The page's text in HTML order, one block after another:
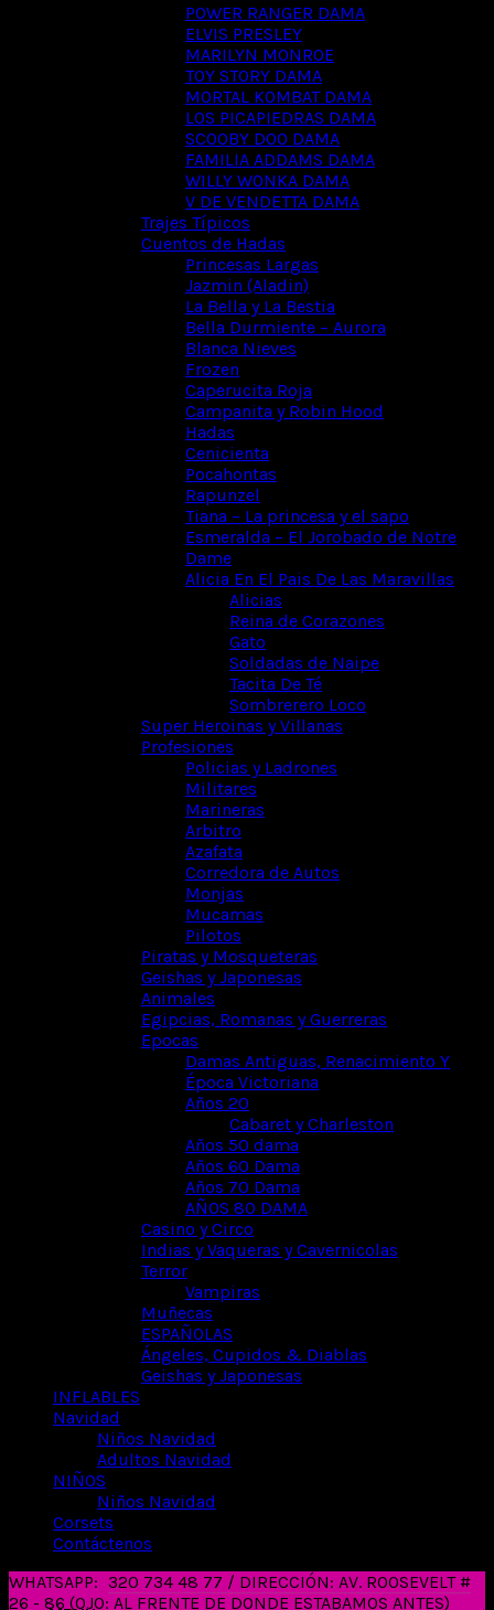
POWER RANGER DAMA
ELVIS PRESLEY
MARILYN MONROE
TOY STORY DAMA
MORTAL KOMBAT DAMA
LOS PICAPIEDRAS DAMA
SCOOBY DOO DAMA
FAMILIA ADDAMS DAMA
WILLY WONKA DAMA
V DE VENDETTA DAMA
Trajes Típicos
Cuentos de Hadas
Princesas Largas
Jazmin (Aladin)
La Bella y La Bestia
Bella Durmiente – Aurora
Blanca Nieves
Frozen
Caperucita Roja
Campanita y Robin Hood
Hadas
Cenicienta
Pocahontas
Rapunzel
Tiana – La princesa y el sapo
Esmeralda – El Jorobado de Notre
Dame
Alicia En El Pais De Las Maravillas
Alicias
Reina de Corazones
Gato
Soldadas de Naipe
Tacita De Té
Sombrerero Loco
Super Heroinas y Villanas
Profesiones
Policias y Ladrones
Militares
Marineras
Arbitro
Azafata
Corredora de Autos
Monjas
Mucamas
Pilotos
Piratas y Mosqueteras
Geishas y Japonesas
Animales
Egipcias, Romanas y Guerreras
Epocas
Damas Antiguas, Renacimiento Y
Época Victoriana
Años 20
Cabaret y Charleston
Años 50 dama
Años 60 Dama
Años 70 Dama
AÑOS 80 DAMA
Casino y Circo
Indias y Vaqueras y Cavernicolas
Terror
Vampiras
Muñecas
ESPAÑOLAS
Ángeles, Cupidos & Diablas
Geishas y Japonesas
INFLABLES
Navidad
Niños Navidad
Adultos Navidad
NIÑOS
Niños Navidad
Corsets
Contáctenos
WHATSAPP: 320 734 48 77 / DIRECCIÓN: AV. ROOSEVELT #
26 - 86 (OJO: AL FRENTE DE DONDE ESTABAMOS ANTES)